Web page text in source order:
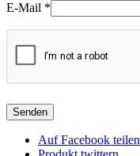
E-Mail *
Auf Facebook teilen